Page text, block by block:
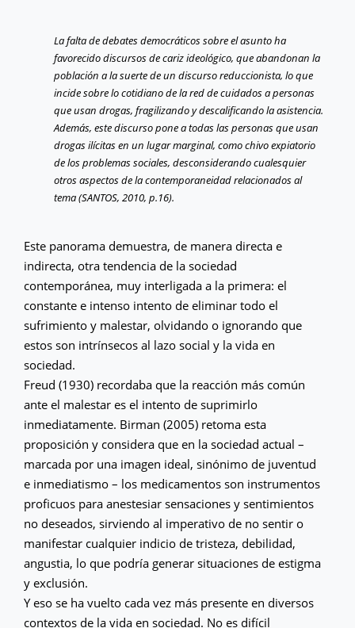
La falta de debates democráticos sobre el asunto ha
favorecido discursos de cariz ideológico, que abandonan la
población a la suerte de un discurso reduccionista, lo que
incide sobre lo cotidiano de la red de cuidados a personas
que usan drogas, fragilizando y descalificando la asistencia.
Además, este discurso pone a todas las personas que usan
drogas ilícitas en un lugar marginal, como chivo expiatorio
de los problemas sociales, desconsiderando cualesquier
otros aspectos de la contemporaneidad relacionados al
tema (SANTOS, 2010, p.16).
Este panorama demuestra, de manera directa e
indirecta, otra tendencia de la sociedad
contemporánea, muy interligada a la primera: el
constante e intenso intento de eliminar todo el
sufrimiento y malestar, olvidando o ignorando que
estos son intrínsecos al lazo social y la vida en
sociedad.
Freud (1930) recordaba que la reacción más común
ante el malestar es el intento de suprimirlo
inmediatamente. Birman (2005) retoma esta
proposición y considera que en la sociedad actual –
marcada por una imagen ideal, sinónimo de juventud
e inmediatismo – los medicamentos son instrumentos
proficuos para anestesiar sensaciones y sentimientos
no deseados, sirviendo al imperativo de no sentir o
manifestar cualquier indicio de tristeza, debilidad,
angustia, lo que podría generar situaciones de estigma
y exclusión.
Y eso se ha vuelto cada vez más presente en diversos
contextos de la vida en sociedad. No es difícil